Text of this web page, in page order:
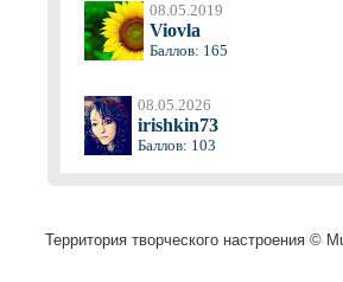
08.05.2019
Viovla
Баллов: 165
08.05.2026
irishkin73
Баллов: 103
Территория творческого настроения ©